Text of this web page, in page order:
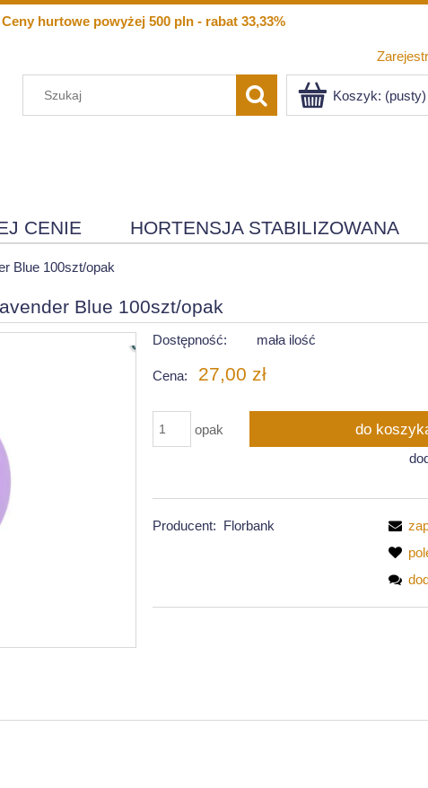
hurtowe powyżej 500 pln - rabat 33,33%
Koszyk: (pusty)
CENIE HORTENSJA STABILIZOWANA
Blue 100szt/opak
Blue 100szt/opak
Dostępność: mała ilość
Cena: 27,00 zł
opak do
Producent: Florbank